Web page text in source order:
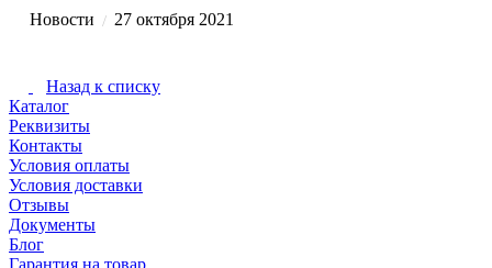
Новости / 27 октября 2021
Назад к списку
Каталог
Реквизиты
Контакты
Условия оплаты
Условия доставки
Отзывы
Документы
Блог
Гарантия на товар